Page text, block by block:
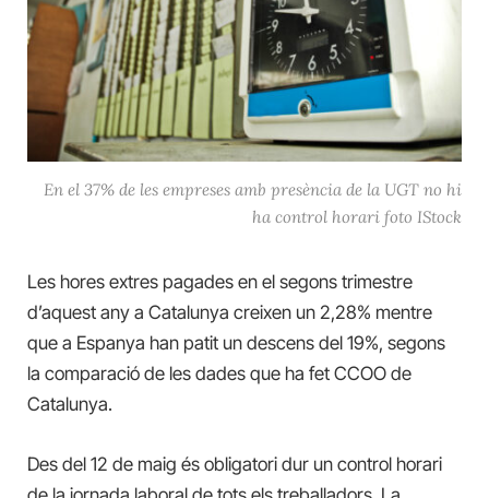
En el 37% de les empreses amb presència de la UGT no hi
ha control horari foto IStock
Les hores extres pagades en el segons trimestre
d’aquest any a Catalunya creixen un 2,28% mentre
que a Espanya han patit un descens del 19%, segons
la comparació de les dades que ha fet CCOO de
Catalunya.
Des del 12 de maig és obligatori dur un control horari